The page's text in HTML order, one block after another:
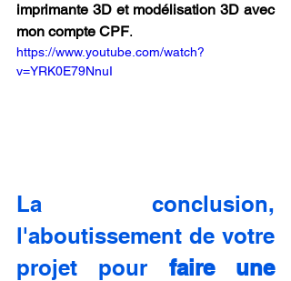
imprimante 3D et modélisation 3D avec
mon compte CPF.
https://www.youtube.com/watch?
v=YRK0E79NnuI
La conclusion,
l'aboutissement de votre
projet pour faire une